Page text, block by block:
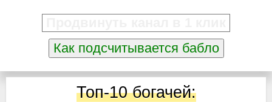
Как подсчитывается бабло
Топ-10 богачей: